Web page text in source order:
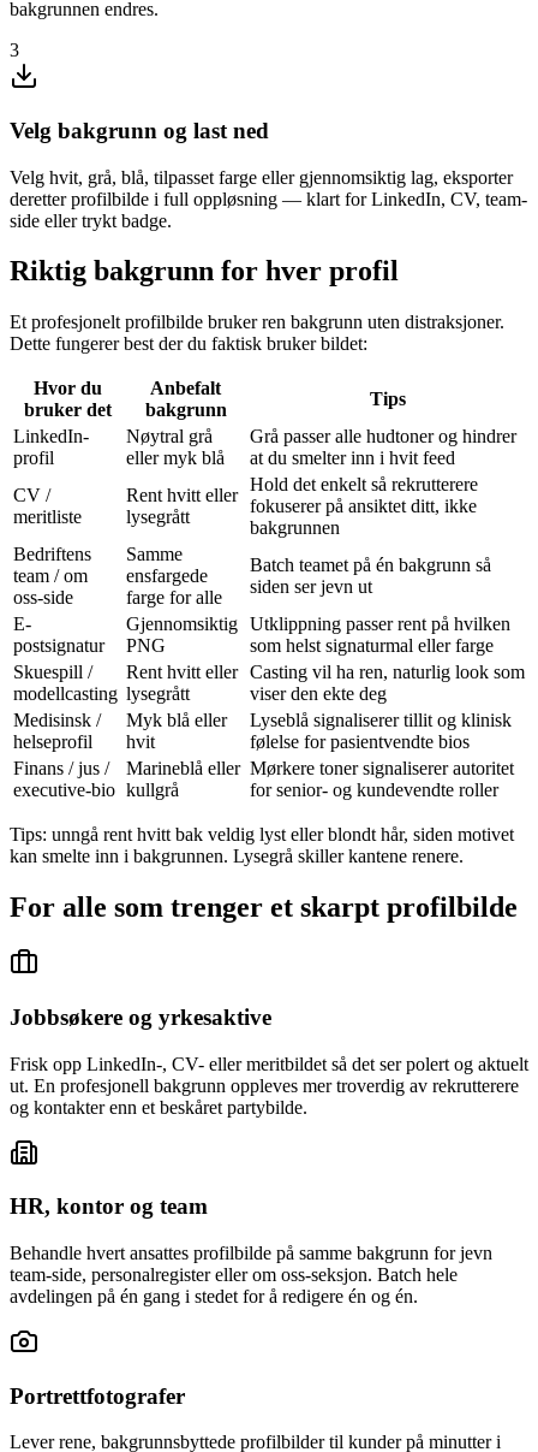
bakgrunnen endres.
3
Velg bakgrunn og last ned
Velg hvit, grå, blå, tilpasset farge eller gjennomsiktig lag, eksporter
deretter profilbilde i full oppløsning — klart for LinkedIn, CV, team-
side eller trykt badge.
Riktig bakgrunn for hver profil
Et profesjonelt profilbilde bruker ren bakgrunn uten distraksjoner.
Dette fungerer best der du faktisk bruker bildet:
Hvor du
bruker det
Anbefalt
bakgrunn
Tips
LinkedIn-
profil
Nøytral grå
eller myk blå
Grå passer alle hudtoner og hindrer
at du smelter inn i hvit feed
CV /
meritliste
Rent hvitt eller
lysegrått
Hold det enkelt så rekrutterere
fokuserer på ansiktet ditt, ikke
bakgrunnen
Bedriftens
team / om
oss-side
Samme
ensfargede
farge for alle
Batch teamet på én bakgrunn så
siden ser jevn ut
E-
postsignatur
Gjennomsiktig
PNG
Utklippning passer rent på hvilken
som helst signaturmal eller farge
Skuespill /
modellcasting
Rent hvitt eller
lysegrått
Casting vil ha ren, naturlig look som
viser den ekte deg
Medisinsk /
helseprofil
Myk blå eller
hvit
Lyseblå signaliserer tillit og klinisk
følelse for pasientvendte bios
Finans / jus /
executive-bio
Marineblå eller
kullgrå
Mørkere toner signaliserer autoritet
for senior- og kundevendte roller
Tips: unngå rent hvitt bak veldig lyst eller blondt hår, siden motivet
kan smelte inn i bakgrunnen. Lysegrå skiller kantene renere.
For alle som trenger et skarpt profilbilde
Jobbsøkere og yrkesaktive
Frisk opp LinkedIn-, CV- eller meritbildet så det ser polert og aktuelt
ut. En profesjonell bakgrunn oppleves mer troverdig av rekrutterere
og kontakter enn et beskåret partybilde.
HR, kontor og team
Behandle hvert ansattes profilbilde på samme bakgrunn for jevn
team-side, personalregister eller om oss-seksjon. Batch hele
avdelingen på én gang i stedet for å redigere én og én.
Portrettfotografer
Lever rene, bakgrunnsbyttede profilbilder til kunder på minutter i